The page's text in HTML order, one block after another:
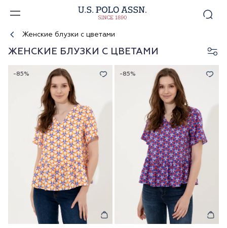
Женские блузки с цветами
ЖЕНСКИЕ БЛУЗКИ С ЦВЕТАМИ
-85% -85%